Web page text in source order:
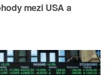
mezi USA a